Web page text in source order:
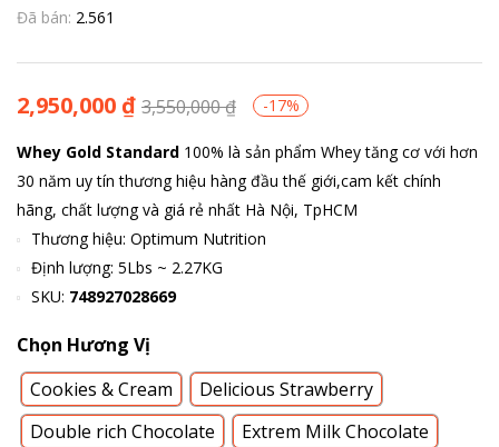
4.59 trên 5
dựa trên
29
Đã bán: 2.561
2,950,000 ₫ 3,550,000₫ -17%
Whey Gold Standard 100% là sản phẩm Whey tăng cơ với hơn
30 năm uy tín thương hiệu hàng đầu thế giới,cam kết chính
hãng, chất lượng và giá rẻ nhất Hà Nội, TpHCM
Thương hiệu: Optimum Nutrition
Định lượng: 5Lbs ~ 2.27KG
SKU: 748927028669
Chọn Hương Vị
Cookies & Cream
Delicious Strawberry
Double rich Chocolate
Extrem Milk Chocolate